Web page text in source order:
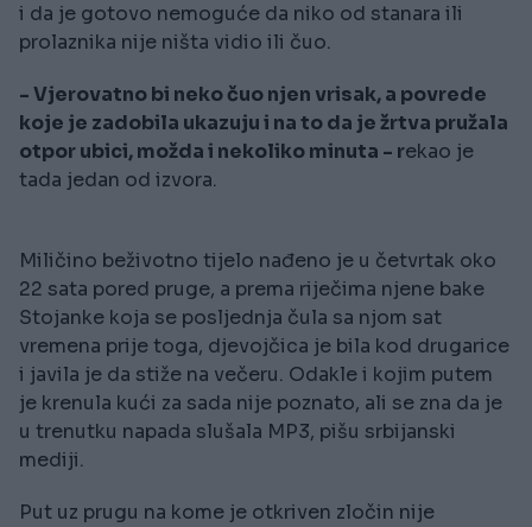
i da je gotovo nemoguće da niko od stanara ili
prolaznika nije ništa vidio ili čuo.
- Vjerovatno bi neko čuo njen vrisak, a povrede
koje je zadobila ukazuju i na to da je žrtva pružala
otpor ubici, možda i nekoliko minuta - rekao je
tada jedan od izvora.
Miličino beživotno tijelo nađeno je u četvrtak oko
22 sata pored pruge, a prema riječima njene bake
Stojanke koja se posljednja čula sa njom sat
vremena prije toga, djevojčica je bila kod drugarice
i javila je da stiže na večeru. Odakle i kojim putem
je krenula kući za sada nije poznato, ali se zna da je
u trenutku napada slušala MP3, pišu srbijanski
mediji.
Put uz prugu na kome je otkriven zločin nije